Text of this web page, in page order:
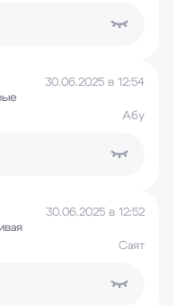
30.06.2025 в 12:54
Абу
30.06.2025 в 12:52
Саят